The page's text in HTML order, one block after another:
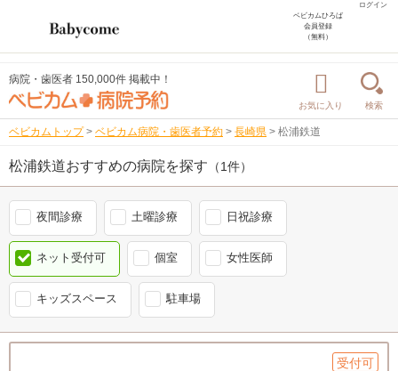
ログイン
ベビカムひろば
会員登録
（無料）
病院・歯医者 150,000件 掲載中！
お気に入り 検索
ベビカムトップ > ベビカム病院・歯医者予約 > 長崎県 > 松浦鉄道
松浦鉄道おすすめの病院を探す （1件）
夜間診療 土曜診療 日祝診療
ネット受付可 個室 女性医師
キッズスペース 駐車場
受付可